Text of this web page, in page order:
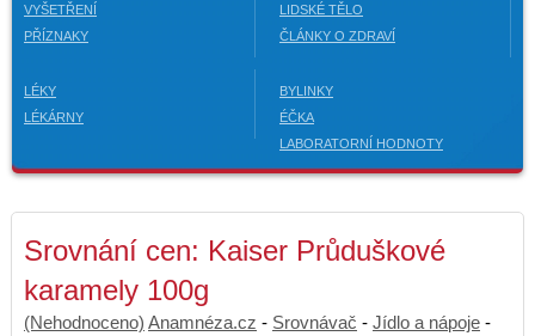
VYŠETŘENÍ
PŘÍZNAKY
LIDSKÉ TĚLO
ČLÁNKY O ZDRAVÍ
LÉKY
LÉKÁRNY
BYLINKY
ÉČKA
LABORATORNÍ HODNOTY
Srovnání cen: Kaiser Průduškové
karamely 100g
(Nehodnoceno) Anamnéza.cz - Srovnávač - Jídlo a nápoje -